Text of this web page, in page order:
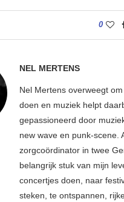
0
NEL MERTENS
Nel Mertens overweegt
doen en muziek helpt
gepassioneerd door
new wave en punk-scene.
zorgcoördinator in twee
belangrijk stuk van mijn
concertjes doen, naar
steken, te ontspannen,